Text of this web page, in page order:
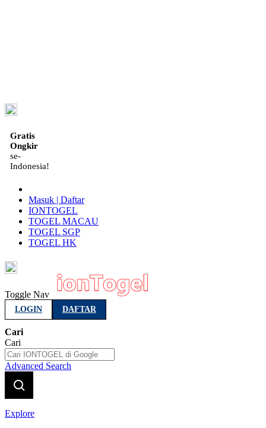
Gratis
Ongkir
se-
Indonesia!
Masuk | Daftar
IONTOGEL
TOGEL MACAU
TOGEL SGP
TOGEL HK
Toggle Nav
LOGIN DAFTAR
Cari
Cari
Advanced Search
Explore